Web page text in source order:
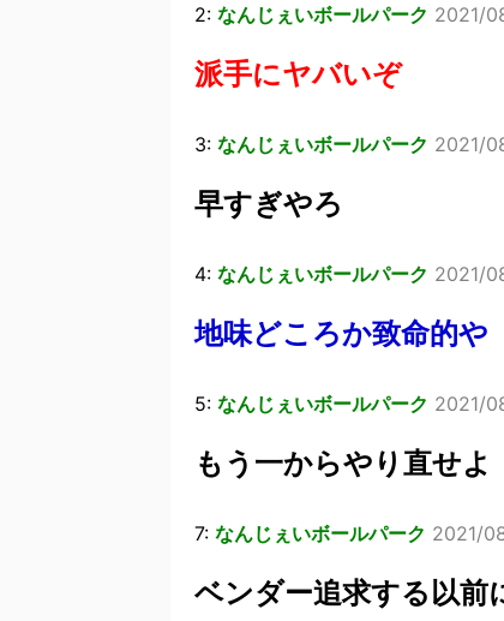
2: なんじぇいボールパーク 2021/
派手にヤバいぞ
3: なんじぇいボールパーク 2021/
早すぎやろ
4: なんじぇいボールパーク 2021/
地味どころか致命的や
5: なんじぇいボールパーク 2021/
もう一からやり直せよ
7: なんじぇいボールパーク 2021/
ベンダー追求する以前